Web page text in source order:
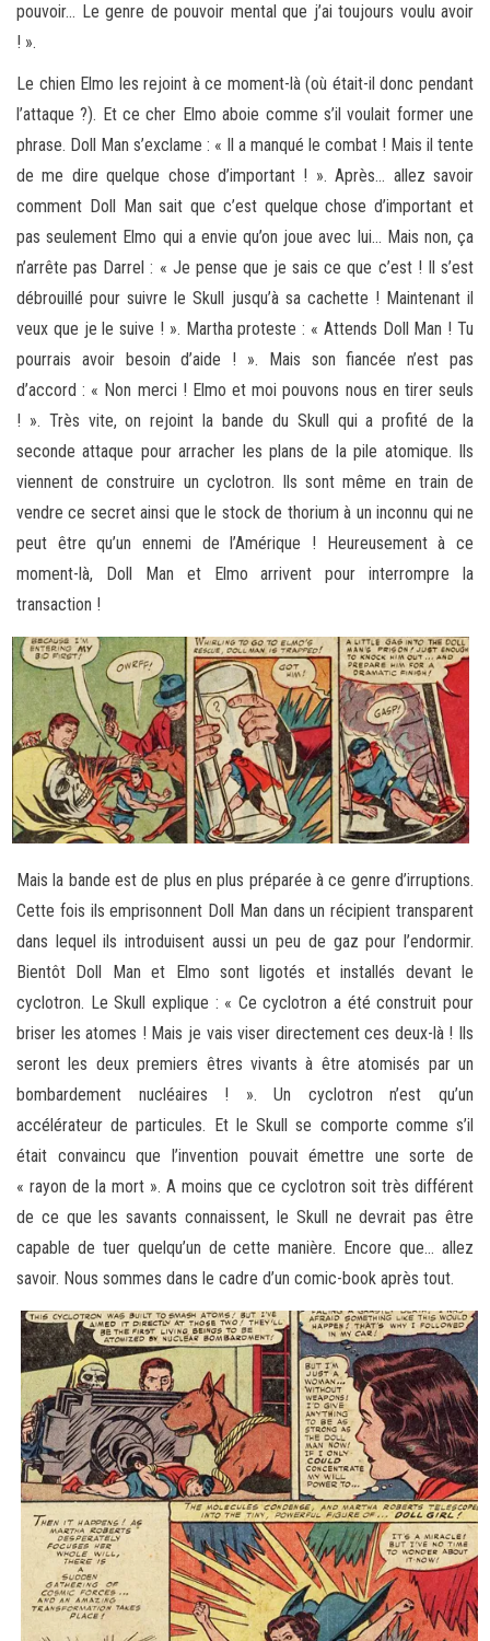
pouvoir… Le genre de pouvoir mental que j’ai toujours voulu avoir
! ».
Le chien Elmo les rejoint à ce moment-là (où était-il donc pendant
l’attaque ?). Et ce cher Elmo aboie comme s’il voulait former une
phrase. Doll Man s’exclame : « Il a manqué le combat ! Mais il tente
de me dire quelque chose d’important ! ». Après… allez savoir
comment Doll Man sait que c’est quelque chose d’important et
pas seulement Elmo qui a envie qu’on joue avec lui… Mais non, ça
n’arrête pas Darrel : « Je pense que je sais ce que c’est ! Il s’est
débrouillé pour suivre le Skull jusqu’à sa cachette ! Maintenant il
veux que je le suive ! ». Martha proteste : « Attends Doll Man ! Tu
pourrais avoir besoin d’aide ! ». Mais son fiancée n’est pas
d’accord : « Non merci ! Elmo et moi pouvons nous en tirer seuls
! ». Très vite, on rejoint la bande du Skull qui a profité de la
seconde attaque pour arracher les plans de la pile atomique. Ils
viennent de construire un cyclotron. Ils sont même en train de
vendre ce secret ainsi que le stock de thorium à un inconnu qui ne
peut être qu’un ennemi de l’Amérique ! Heureusement à ce
moment-là, Doll Man et Elmo arrivent pour interrompre la
transaction !
Mais la bande est de plus en plus préparée à ce genre d’irruptions.
Cette fois ils emprisonnent Doll Man dans un récipient transparent
dans lequel ils introduisent aussi un peu de gaz pour l’endormir.
Bientôt Doll Man et Elmo sont ligotés et installés devant le
cyclotron. Le Skull explique : « Ce cyclotron a été construit pour
briser les atomes ! Mais je vais viser directement ces deux-là ! Ils
seront les deux premiers êtres vivants à être atomisés par un
bombardement nucléaires ! ». Un cyclotron n’est qu’un
accélérateur de particules. Et le Skull se comporte comme s’il
était convaincu que l’invention pouvait émettre une sorte de
« rayon de la mort ». A moins que ce cyclotron soit très différent
de ce que les savants connaissent, le Skull ne devrait pas être
capable de tuer quelqu’un de cette manière. Encore que… allez
savoir. Nous sommes dans le cadre d’un comic-book après tout.